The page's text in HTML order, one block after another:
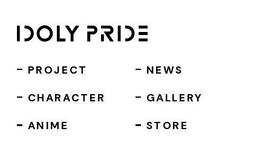
PROJECT
CHARACTER
ANIME
NEWS
GALLERY
STORE